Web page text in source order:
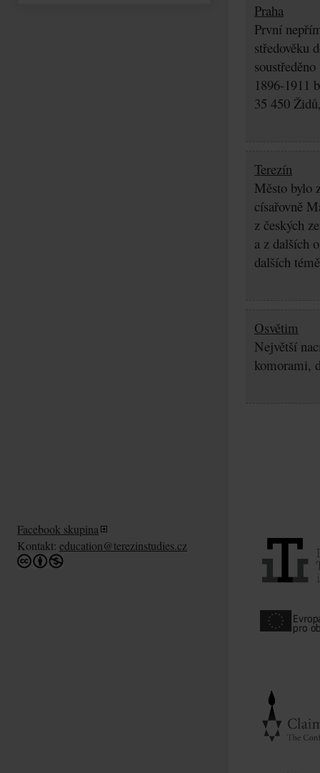
Praha
První
středověku
1896-1911
35 450
Terezín
Město bylo
císařovně
z českých
a z dalších
dalších
Osvětim
Největší
komorami,
Facebook skupina
Kontakt: education@terezinstudies.cz